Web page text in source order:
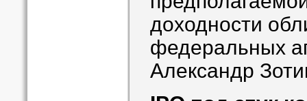
доходности
федеральных
Александр